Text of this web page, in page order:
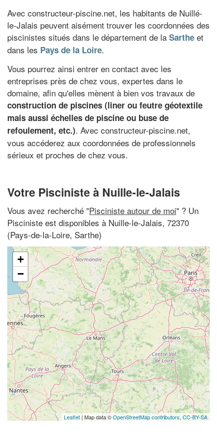
Avec constructeur-piscine.net, les habitants de Nuillé-
le-Jalais peuvent aisément trouver les coordonnées des
piscinistes situés dans le département de la Sarthe et
dans les Pays de la Loire.
Vous pourrez ainsi entrer en contact avec les
entreprises près de chez vous, expertes dans le
domaine, afin qu'elles mènent à bien vos travaux de
construction de piscines (liner ou feutre géotextile
mais aussi échelles de piscine ou buse de
refoulement, etc.). Avec constructeur-piscine.net,
vous accéderez aux coordonnées de professionnels
sérieux et proches de chez vous.
Votre Pisciniste à Nuille-le-Jalais
Vous avez recherché "Pisciniste autour de moi" ? Un
Pisciniste est disponibles à Nuille-le-Jalais, 72370
(Pays-de-la-Loire, Sarthe)
+
−
Leaflet | Map data ©OpenStreetMap contributors, CC-BY-SA